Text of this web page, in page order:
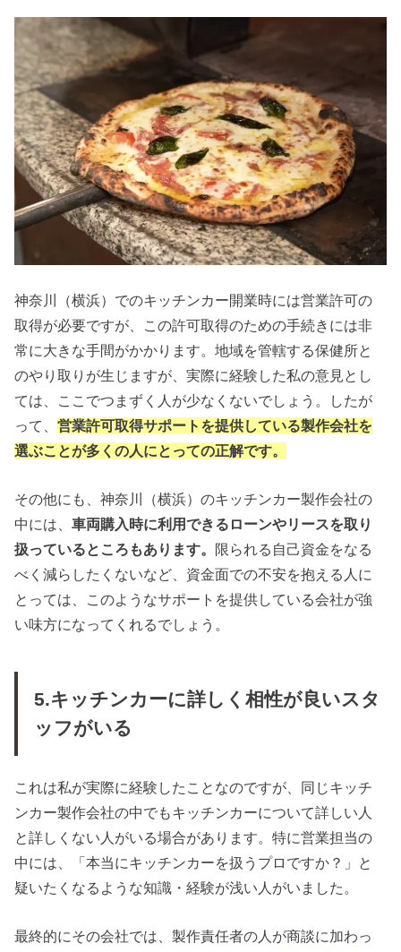
神奈川（横浜）でのキッチンカー開業時には営業許可の
取得が必要ですが、この許可取得のための手続きには非
常に大きな手間がかかります。地域を管轄する保健所と
のやり取りが生じますが、実際に経験した私の意見とし
ては、ここでつまずく人が少なくないでしょう。したが
って、営業許可取得サポートを提供している製作会社を
選ぶことが多くの人にとっての正解です。
その他にも、神奈川（横浜）のキッチンカー製作会社の
中には、車両購入時に利用できるローンやリースを取り
扱っているところもあります。 限られる自己資金をなる
べく減らしたくないなど、資金面での不安を抱える人に
とっては、このようなサポートを提供している会社が強
い味方になってくれるでしょう。
5.キッチンカーに詳しく相性が良いスタ
ッフがいる
これは私が実際に経験したことなのですが、同じキッチ
ンカー製作会社の中でもキッチンカーについて詳しい人
と詳しくない人がいる場合があります。特に営業担当の
中には、「本当にキッチンカーを扱うプロですか？」と
疑いたくなるような知識・経験が浅い人がいました。
最終的にその会社では、製作責任者の人が商談に加わっ